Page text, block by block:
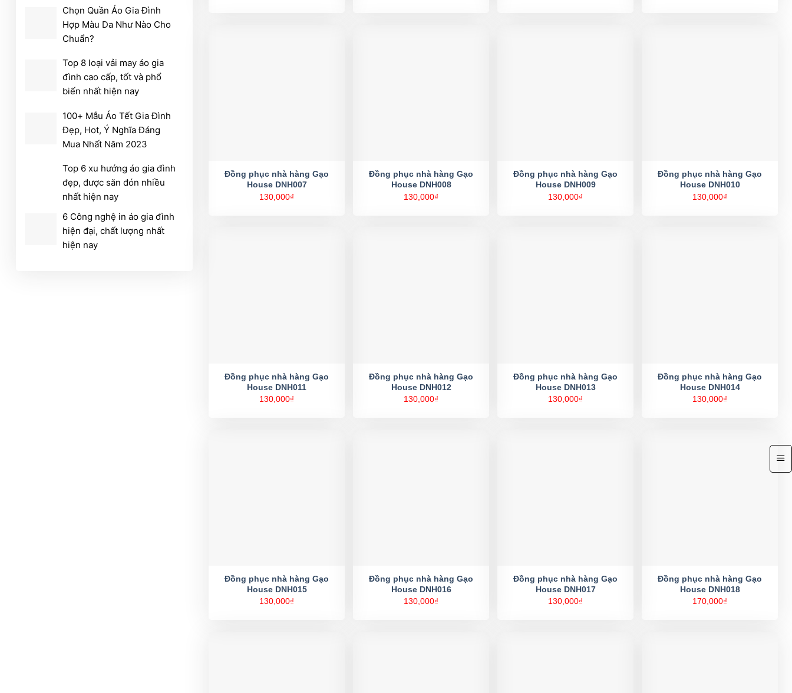
Chọn Quần Áo Gia Đình
Hợp Màu Da Như Nào Cho
Chuẩn?
Top 8 loại vải may áo gia
đình cao cấp, tốt và phổ
biến nhất hiện nay
100+ Mẫu Áo Tết Gia Đình
Đẹp, Hot, Ý Nghĩa Đáng
Mua Nhất Năm 2023
Top 6 xu hướng áo gia đình
đẹp, được săn đón nhiều
nhất hiện nay
6 Công nghệ in áo gia đình
hiện đại, chất lượng nhất
hiện nay
Đồng phục nhà hàng Gạo
House DNH007
130,000₫
Đồng phục nhà hàng Gạo
House DNH008
130,000₫
Đồng phục nhà hàng Gạo
House DNH009
130,000₫
Đồng phục nhà hàng Gạo
House DNH010
130,000₫
Đồng phục nhà hàng Gạo
House DNH011
130,000₫
Đồng phục nhà hàng Gạo
House DNH012
130,000₫
Đồng phục nhà hàng Gạo
House DNH013
130,000₫
Đồng phục nhà hàng Gạo
House DNH014
130,000₫
Đồng phục nhà hàng Gạo
House DNH015
130,000₫
Đồng phục nhà hàng Gạo
House DNH016
130,000₫
Đồng phục nhà hàng Gạo
House DNH017
130,000₫
Đồng phục nhà hàng Gạo
House DNH018
170,000₫